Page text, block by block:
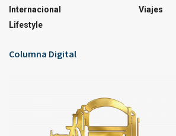
Internacional
Lifestyle
Viajes
Columna Digital